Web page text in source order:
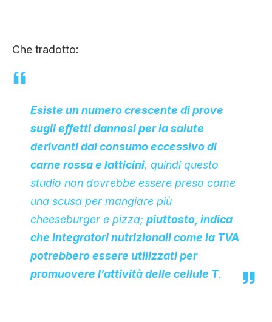
Che tradotto:
Esiste un numero crescente di prove
sugli effetti dannosi per la salute
derivanti dal consumo eccessivo di
carne rossa e latticini, quindi questo
studio non dovrebbe essere preso come
una scusa per mangiare più
cheeseburger e pizza; piuttosto, indica
che integratori nutrizionali come la TVA
potrebbero essere utilizzati per
promuovere l’attività delle cellule T.